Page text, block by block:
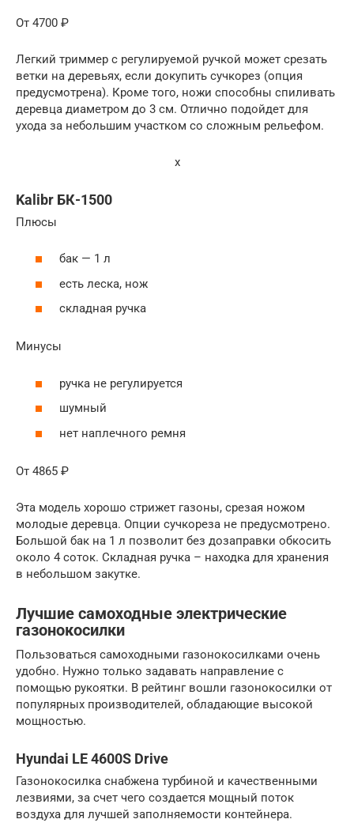
От 4700 ₽
Легкий триммер с регулируемой ручкой может срезать
ветки на деревьях, если докупить сучкорез (опция
предусмотрена). Кроме того, ножи способны спиливать
деревца диаметром до 3 см. Отлично подойдет для
ухода за небольшим участком со сложным рельефом.
x
Kalibr БК-1500
Плюсы
бак — 1 л
есть леска, нож
складная ручка
Минусы
ручка не регулируется
шумный
нет наплечного ремня
От 4865 ₽
Эта модель хорошо стрижет газоны, срезая ножом
молодые деревца. Опции сучкореза не предусмотрено.
Большой бак на 1 л позволит без дозаправки обкосить
около 4 соток. Складная ручка – находка для хранения
в небольшом закутке.
Лучшие самоходные электрические
газонокосилки
Пользоваться самоходными газонокосилками очень
удобно. Нужно только задавать направление с
помощью рукоятки. В рейтинг вошли газонокосилки от
популярных производителей, обладающие высокой
мощностью.
Hyundai LE 4600S Drive
Газонокосилка снабжена турбиной и качественными
лезвиями, за счет чего создается мощный поток
воздуха для лучшей заполняемости контейнера.